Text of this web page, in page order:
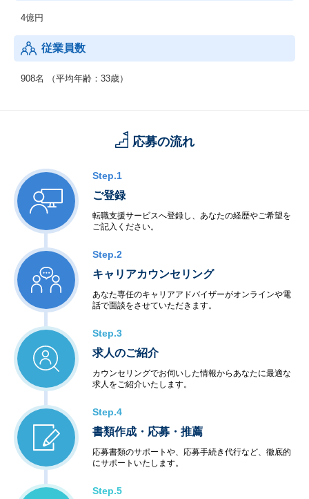
◆データセンター：
・【立地】【建物】【設備】【セキュリティ】【オペレーショ
ン】を全て備えた、高品質のデータセンターサービス
◆顧客支援：
4億円
従業員数
908名 （平均年齢：33歳）
応募の流れ
Step.1
ご登録
転職支援サービスへ登録し、あなたの経歴やご希望を
ご記入ください。
Step.2
キャリアカウンセリング
あなた専任のキャリアアドバイザーがオンラインや電
話で面談をさせていただきます。
Step.3
求人のご紹介
カウンセリングでお伺いした情報からあなたに最適な
求人をご紹介いたします。
Step.4
書類作成・応募・推薦
応募書類のサポートや、応募手続き代行など、徹底的
にサポートいたします。
Step.5